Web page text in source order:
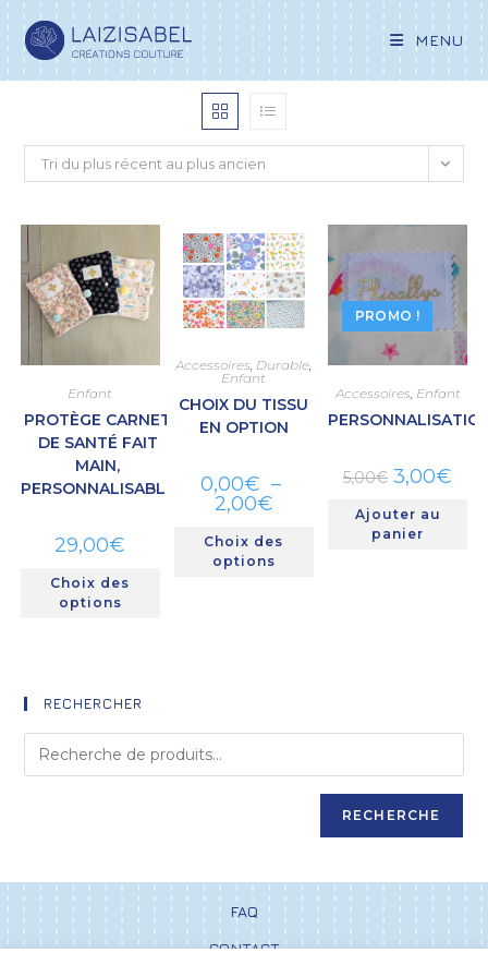
MENU
Tri du plus récent au plus ancien
Enfant
PROTÈGE CARNET
DE SANTÉ FAIT
MAIN,
PERSONNALISABLE
29,00€
Choix des
options
Accessoires Durable
Enfant
CHOIX DU TISSU
EN OPTION
0,00€ –
2,00€
Choix des
options
PROMO !
Accessoires Enfant
5,00€ 3,00€
Ajouter au
panier
RECHERCHER
RECHERCHE
FAQ
CONTACT